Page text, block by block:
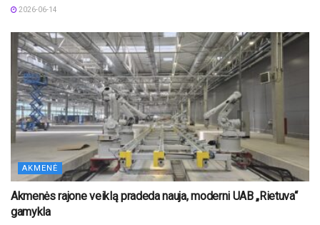
2026-06-14
AKMENĖ
Akmenės rajone veiklą pradeda nauja, moderni UAB „Rietuva“
gamykla